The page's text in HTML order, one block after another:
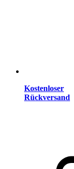
Kostenloser
Rückversand